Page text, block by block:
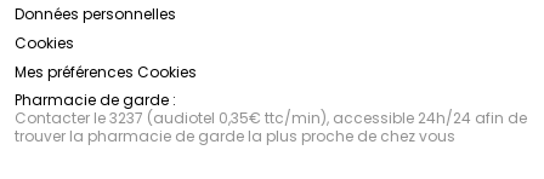
Données personnelles
Cookies
Mes préférences Cookies
Pharmacie de garde :
Contacter le 3237 (audiotel 0,35€ ttc/min), accessible 24h/24 afin de
trouver la pharmacie de garde la plus proche de chez vous